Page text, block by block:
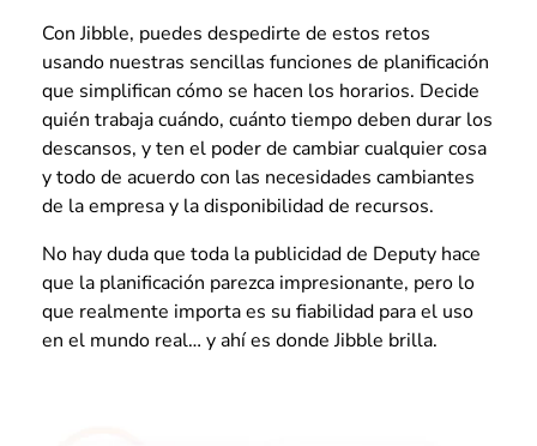
Con Jibble, puedes despedirte de estos retos
usando nuestras sencillas funciones de planificación
que simplifican cómo se hacen los horarios. Decide
quién trabaja cuándo, cuánto tiempo deben durar los
descansos, y ten el poder de cambiar cualquier cosa
y todo de acuerdo con las necesidades cambiantes
de la empresa y la disponibilidad de recursos.
No hay duda que toda la publicidad de Deputy hace
que la planificación parezca impresionante, pero lo
que realmente importa es su fiabilidad para el uso
en el mundo real… y ahí es donde Jibble brilla.